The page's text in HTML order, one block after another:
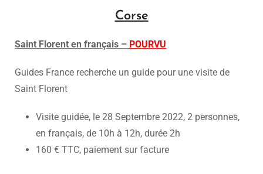
Corse
Saint Florent en français – POURVU
Guides France recherche un guide pour une visite de
Saint Florent
Visite guidée, le 28 Septembre 2022, 2 personnes,
en français, de 10h à 12h, durée 2h
160 € TTC, paiement sur facture